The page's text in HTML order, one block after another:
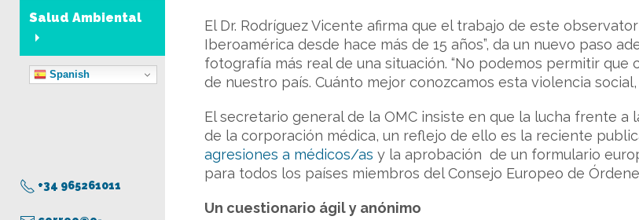
Salud Ambiental
Spanish
+34 965261011
El Dr. Rodríguez Vicente afirma que el trabajo de este
Iberoamérica desde hace más de 15 años”, da un nuevo paso
fotografía más real de una situación. “No podemos permitir
de nuestro país. Cuánto mejor conozcamos esta violencia
El secretario general de la OMC insiste en que la lucha frente
de la corporación médica, un reflejo de ello es la reciente
agresiones a médicos/as y la aprobación de un formulario
para todos los países miembros del Consejo Europeo de
Un cuestionario ágil y anónimo